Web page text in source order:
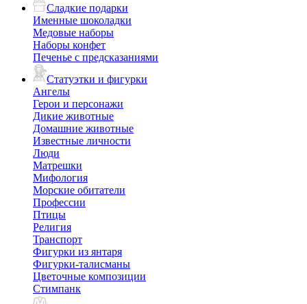
Сладкие подарки
Именные шоколадки
Медовые наборы
Наборы конфет
Печенье с предсказаниями
Статуэтки и фигурки
Ангелы
Герои и персонажи
Дикие животные
Домашние животные
Известные личности
Люди
Матрешки
Мифология
Морские обитатели
Профессии
Птицы
Религия
Транспорт
Фигурки из янтаря
Фигурки-талисманы
Цветочные композиции
Стимпанк